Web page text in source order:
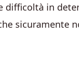
difficoltà in
sicuramente